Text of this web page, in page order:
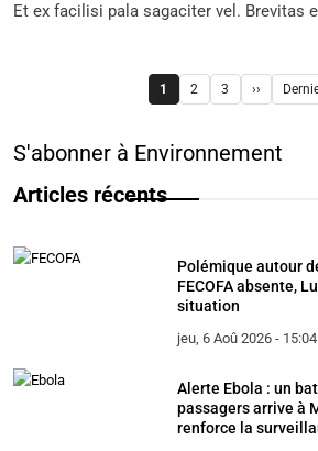
Et ex facilisi pala sagaciter vel. Brevitas
Pagination
Page
1 Page
2 Page
3 Page
››
S'abonner à Environnement
Articles récents
Polémique autour
FECOFA absente,
situation
jeu, 6 Aoû 2026 - 15:04
Alerte Ebola : un
passagers arrive à
renforce la